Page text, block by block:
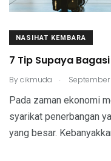
NASIHAT KEMBARA
7 Tip Supaya
Bycikmuda .
Pada zaman ekonomi
syarikat penerbangan
yang besar.